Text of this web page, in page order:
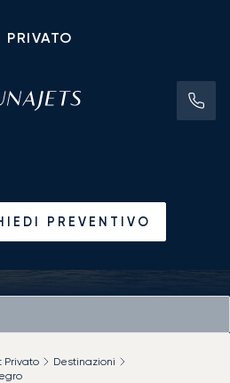
PREVENTIVO
Privato
Destinazioni